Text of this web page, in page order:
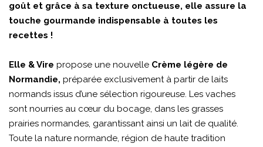
goût et grâce à sa texture onctueuse, elle assure la
touche gourmande indispensable à toutes les
recettes !
Elle & Vire propose une nouvelle Crème légère de
Normandie, préparée exclusivement à partir de laits
normands issus d’une sélection rigoureuse. Les vaches
sont nourries au cœur du bocage, dans les grasses
prairies normandes, garantissant ainsi un lait de qualité.
Toute la nature normande, région de haute tradition